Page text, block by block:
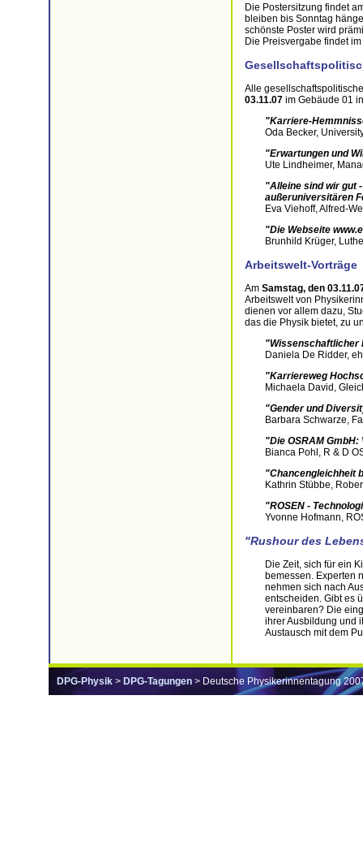
Die Postersitzung findet
bleiben bis Sonntag
schönste Poster wird
Die Preisvergabe findet
Alle
03.11.07 im Gebäude 01
"Karriere-
Oda Becker,
"Erwartungen und
Ute Lindheimer,
"Alleine sind wir gut
außeruniversitären
Eva Viehoff, Alfred-
"Die Webseite
Brunhild Krüger,
Arbeitswelt-Vorträge
Am Samstag, den
Arbeitswelt von
dienen vor allem dazu,
das die Physik bietet, zu
"Wissenschaftlicher
Daniela De Ridder,
"Karriereweg
Michaela David,
"Gender und
Barbara Schwarze,
"Die OSRAM
Bianca Pohl, R & D
"Chancengleichheit
Kathrin Stübbe,
"ROSEN -
Yvonne Hofmann,
"Rushour des
Die Zeit, sich für ein
bemessen. Experten
nehmen sich nach
entscheiden. Gibt es
vereinbaren? Die
ihrer Ausbildung und
Austausch mit dem
DPG-Physik > DPG-Tagungen > Deutsche Physikerinnentagung